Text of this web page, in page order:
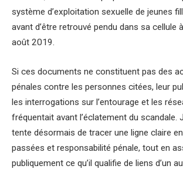
système d’exploitation sexuelle de jeunes
avant d’être retrouvé pendu dans sa cellule
août 2019.
Si ces documents ne constituent pas des
pénales contre les personnes citées, leur
les interrogations sur l’entourage et les
fréquentait avant l’éclatement du scandale.
tente désormais de tracer une ligne claire
passées et responsabilité pénale, tout en
publiquement ce qu’il qualifie de liens d’un